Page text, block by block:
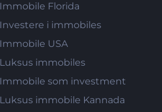
Immobile Florida
Investere i immobiles
Immobile USA
Luksus immobiles
Immobile som investment
Luksus immobile Kannada